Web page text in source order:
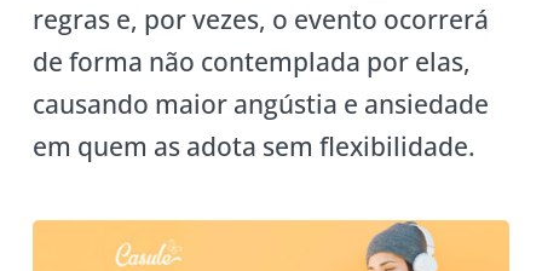
regras e, por vezes, o evento ocorrerá
de forma não contemplada por elas,
causando maior angústia e ansiedade
em quem as adota sem flexibilidade.